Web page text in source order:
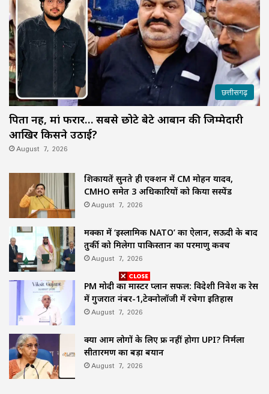
छत्तीसगढ़
पिता नहीं, मां फरार… सबसे छोटे बेटे आबान की जिम्मेदारी
आखिर किसने उठाई?
August 7, 2026
शिकायतें सुनते ही एक्शन में CM मोहन यादव,
CMHO समेत 3 अधिकारियों को किया सस्पेंड
August 7, 2026
मक्का में ‘इस्लामिक NATO’ का ऐलान, सऊदी के बाद
तुर्की को मिलेगा पाकिस्तान का परमाणु कवच
August 7, 2026
PM मोदी का मास्टर प्लान सफल: विदेशी निवेश की रेस
में गुजरात नंबर-1,टेक्नोलॉजी में रचेगा इतिहास
August 7, 2026
क्या आम लोगों के लिए फ्री नहीं होगा UPI? निर्मला
सीतारमण का बड़ा बयान
August 7, 2026